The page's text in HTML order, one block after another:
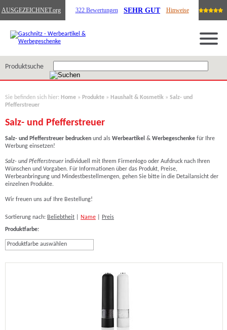
AUSGEZEICHNET.org 322 Bewertungen SEHR GUT Hinweise
Produktsuche
Sie befinden sich hier: Home » Produkte » Haushalt & Kosmetik » Salz- und
Pfefferstreuer
Salz- und Pfefferstreuer
Salz- und Pfefferstreuer bedrucken und als Werbeartikel & Werbegeschenke für Ihre
Werbung einsetzen!
Salz- und Pfefferstreuer individuell mit Ihrem Firmenlogo oder Aufdruck nach Ihren
Wünschen und Vorgaben. Für Informationen über das Produkt, Preise,
Werbeanbringung und Mindestbestellmengen, gehen Sie bitte in die Detailansicht der
einzelnen Produkte.
Wir freuen uns auf Ihre Bestellung!
Sortierung nach: Beliebtheit Name
Preis
Produktfarbe:
Produktfarbe auswählen